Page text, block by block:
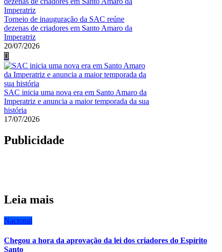
Torneio de inauguração da SAC reúne
dezenas de criadores em Santo Amaro da
Imperatriz
20/07/2026
SAC inicia uma nova era em Santo Amaro da
Imperatriz e anuncia a maior temporada da sua
história
17/07/2026
Publicidade
Leia mais
Nacional
Chegou a hora da aprovação da lei dos criadores do Espírito
Santo